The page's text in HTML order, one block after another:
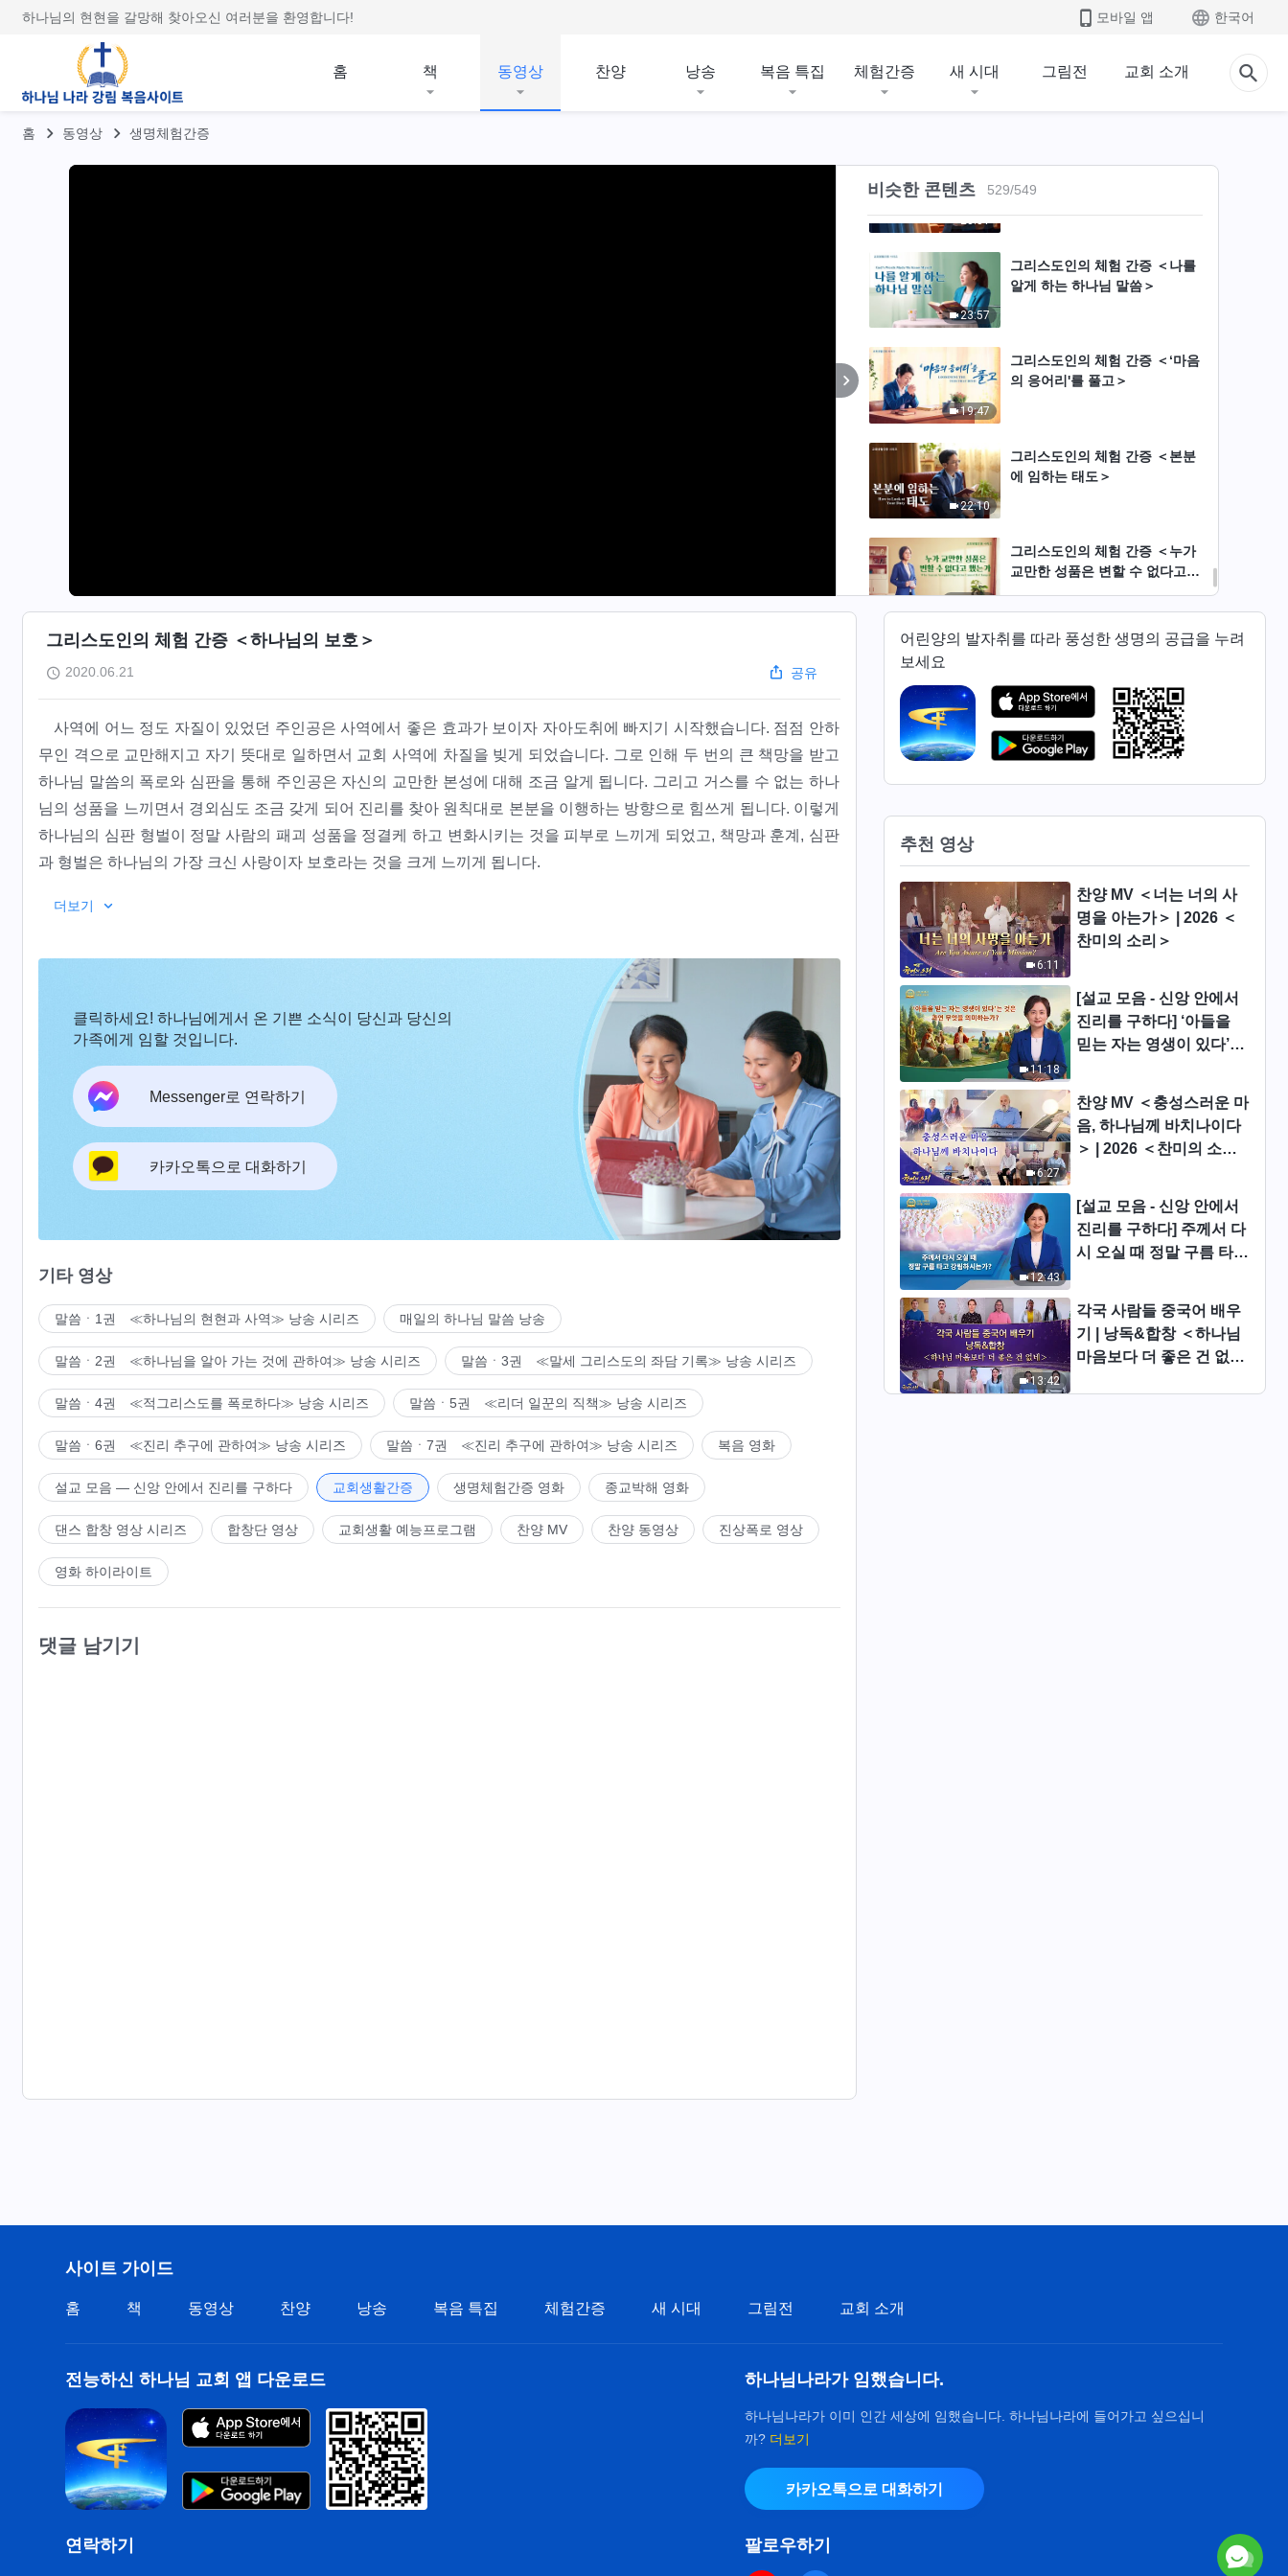
하나님의 현현을 갈망해 찾아오신 여러분을 환영합니다! 모바일 앱 한국어
홈 책 동영상 찬양 낭송 복음 특집 체험간증 새 시대 그림전 교회 소개
홈 동영상 생명체험간증
비슷한 콘텐츠 529/549
그리스도인의 체험 간증 ＜하나
23:51
그리스도인의 체험 간증 ＜본분
을 통해 얻은 것＞ 기독교 영상
23:57
그리스도인의 체험 간증 ＜나를
알게 하는 하나님 말씀＞
19:47
그리스도인의 체험 간증 ＜‘마음
의 응어리'를 풀고＞
22:10
그리스도인의 체험 간증 ＜본분
에 임하는 태도＞
그리스도인의 체험 간증 ＜누가
교만한 성품은 변할 수 없다고
26:33
그리스도인의 체험 간증 ＜이기
그리스도인의 체험 간증 ＜본분
을 대하는 올바른 자세＞
26:15
24:30
그리스도인의 체험 간증 ＜감정
의 속박을 끊고 자유를 얻다＞
29:01
그리스도인의 체험 간증 ＜잘못
된 길에서 돌이키다＞
29:13
그리스도인의 체험 간증 ＜본분
을 다하다＞
26:10
그리스도인의 체험 간증 ＜거짓
말, 그 후＞
24:14
그리스도인의 체험 간증 ＜무골
호인과 작별하다＞
그리스도인의 체험 간증 ＜하나님의 보호＞
2020.06.21 공유
사역에 어느 정도 자질이 있었던 주인공은 사역에서 좋은 효과가 보이자 자아도취에 빠지기 시작했습니다. 점점 안하
무인 격으로 교만해지고 자기 뜻대로 일하면서 교회 사역에 차질을 빚게 되었습니다. 그로 인해 두 번의 큰 책망을 받고
하나님 말씀의 폭로와 심판을 통해 주인공은 자신의 교만한 본성에 대해 조금 알게 됩니다. 그리고 거스를 수 없는 하나
님의 성품을 느끼면서 경외심도 조금 갖게 되어 진리를 찾아 원칙대로 본분을 이행하는 방향으로 힘쓰게 됩니다. 이렇게
하나님의 심판 형벌이 정말 사람의 패괴 성품을 정결케 하고 변화시키는 것을 피부로 느끼게 되었고, 책망과 훈계, 심판
과 형벌은 하나님의 가장 크신 사랑이자 보호라는 것을 크게 느끼게 됩니다.
더보기
클릭하세요! 하나님에게서 온 기쁜 소식이 당신과 당신의
가족에게 임할 것입니다.
Messenger로 연락하기
카카오톡으로 대화하기
기타 영상
말씀ㆍ1권 ≪하나님의 현현과 사역≫ 낭송 시리즈 매일의 하나님 말씀 낭송
말씀ㆍ2권 ≪하나님을 알아 가는 것에 관하여≫ 낭송 시리즈 말씀ㆍ3권 ≪말세 그리스도의 좌담 기록≫ 낭송 시리즈
말씀ㆍ4권 ≪적그리스도를 폭로하다≫ 낭송 시리즈 말씀ㆍ5권 ≪리더 일꾼의 직책≫ 낭송 시리즈
말씀ㆍ6권 ≪진리 추구에 관하여≫ 낭송 시리즈 말씀ㆍ7권 ≪진리 추구에 관하여≫ 낭송 시리즈 복음 영화
설교 모음 ― 신앙 안에서 진리를 구하다 교회생활간증 생명체험간증 영화 종교박해 영화
댄스 합창 영상 시리즈 합창단 영상 교회생활 예능프로그램 찬양 MV 찬양 동영상 진상폭로 영상
영화 하이라이트
댓글 남기기
어린양의 발자취를 따라 풍성한 생명의 공급을 누려
보세요
추천 영상
6:11
찬양 MV ＜너는 너의 사
명을 아는가＞ | 2026 ＜
찬미의 소리＞
11:18
[설교 모음 - 신앙 안에서
진리를 구하다] ‘아들을
믿는 자는 영생이 있다’는
6:27
찬양 MV ＜충성스러운 마
음, 하나님께 바치나이다
＞ | 2026 ＜찬미의 소리
12:43
[설교 모음 - 신앙 안에서
진리를 구하다] 주께서 다
시 오실 때 정말 구름 타고
13:42
각국 사람들 중국어 배우
기 | 낭독&합창 ＜하나님
마음보다 더 좋은 건 없네
사이트 가이드
홈 책 동영상 찬양 낭송 복음 특집 체험간증 새 시대 그림전 교회 소개
전능하신 하나님 교회 앱 다운로드
연락하기
하나님나라가 임했습니다.
하나님나라가 이미 인간 세상에 임했습니다. 하나님나라에 들어가고 싶으십니
까? 더보기
카카오톡으로 대화하기
팔로우하기